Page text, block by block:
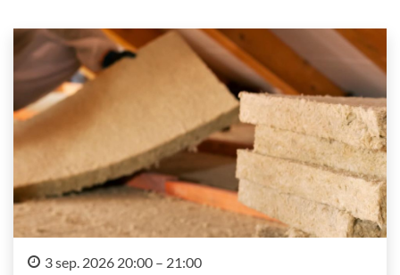
3 sep. 2026 20:00 – 21:00